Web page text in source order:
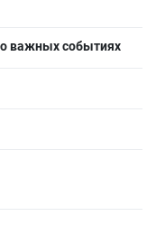
важных событиях